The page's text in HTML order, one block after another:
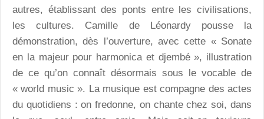
autres, établissant des ponts entre les civilisations,
les cultures. Camille de Léonardy pousse la
démonstration, dès l’ouverture, avec cette « Sonate
en la majeur pour harmonica et djembé », illustration
de ce qu’on connaît désormais sous le vocable de
« world music ». La musique est compagne des actes
du quotidiens : on fredonne, on chante chez soi, dans